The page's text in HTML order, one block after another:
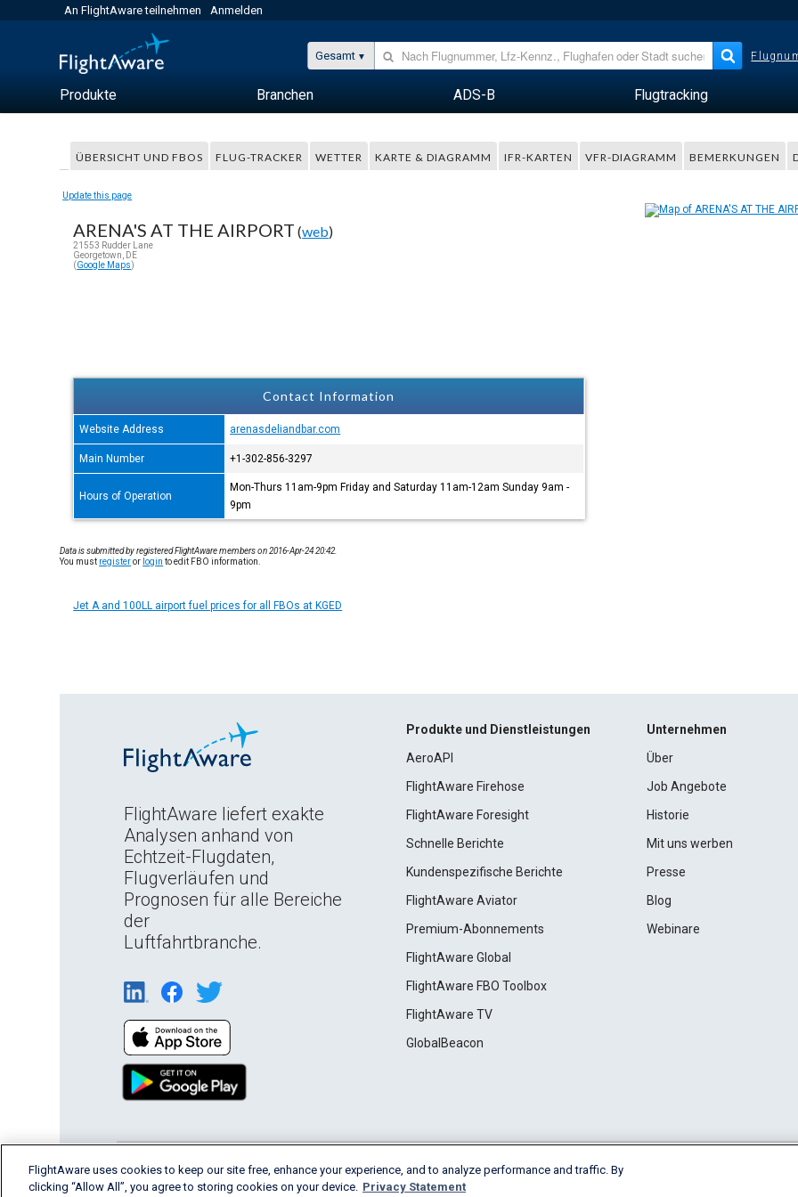
An FlightAware teilnehmen Anmelden
Gesamt
Produkte Branchen ADS-B Flugtracking
ÜBERSICHT UND FBOS FLUG-TRACKER WETTER KARTE & DIAGRAMM IFR-KARTEN VFR-DIAGRAMM BEMERKUNGEN
Update this page
ARENA'S AT THE AIRPORT (web)
21553 Rudder Lane
Georgetown, DE
(Google Maps)
Contact Information
Website Address arenasdeliandbar.com
Main Number +1-302-856-3297
Hours of Operation
Mon-Thurs 11am-9pm Friday and Saturday 11am-12am Sunday 9am -
9pm
Data is submitted by registered FlightAware members on 2016-Apr-24 20:42.
You must registeror login to edit FBO information.
Jet A and 100LL airport fuel prices for all FBOs at KGED
FlightAware liefert exakte
Analysen anhand von
Echtzeit-Flugdaten,
Flugverläufen und
Prognosen für alle Bereiche
der
Luftfahrtbranche.
Produkte und Dienstleistungen
AeroAPI
FlightAware Firehose
FlightAware Foresight
Schnelle Berichte
Kundenspezifische Berichte
FlightAware Aviator
Premium-Abonnements
FlightAware Global
FlightAware FBO Toolbox
FlightAware TV
GlobalBeacon
Unternehmen
Über
Job Angebote
Historie
Mit uns werben
Presse
Blog
Webinare
English (USA) 2026 FlightAware Terms of Use Privacy Cookie Settings
FlightAware uses cookies to keep our site free, enhance your experience, and to analyze performance and traffic. By
clicking “Allow All”, you agree to storing cookies on your device. Privacy Statement